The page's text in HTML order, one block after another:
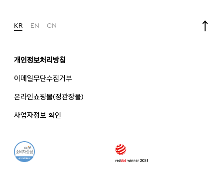
KR EN CN
개인정보처리방침
이메일무단수집거부
온라인쇼핑몰(정관장몰)
사업자정보 확인